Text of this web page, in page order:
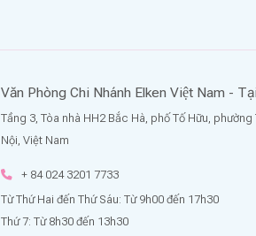
Văn Phòng Chi Nhánh Elken Việt Nam -
Tầng 3, Tòa nhà HH2 Bắc Hà, phố Tố Hữu,
Nội, Việt Nam
+ 84 024 3201 7733
Từ Thứ Hai đến Thứ Sáu: Từ 9h00 đến 17h30
Thứ 7: Từ 8h30 đến 13h30